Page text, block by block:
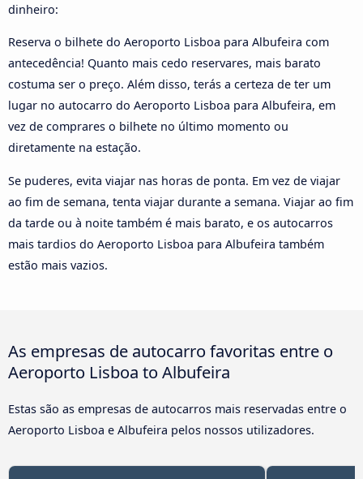
dinheiro:
Reserva o bilhete do Aeroporto Lisboa para Albufeira com
antecedência! Quanto mais cedo reservares, mais barato
costuma ser o preço. Além disso, terás a certeza de ter um
lugar no autocarro do Aeroporto Lisboa para Albufeira, em
vez de comprares o bilhete no último momento ou
diretamente na estação.
Se puderes, evita viajar nas horas de ponta. Em vez de viajar
ao fim de semana, tenta viajar durante a semana. Viajar ao fim
da tarde ou à noite também é mais barato, e os autocarros
mais tardios do Aeroporto Lisboa para Albufeira também
estão mais vazios.
As empresas de autocarro favoritas entre o
Aeroporto Lisboa to Albufeira
Estas são as empresas de autocarros mais reservadas entre o
Aeroporto Lisboa e Albufeira pelos nossos utilizadores.